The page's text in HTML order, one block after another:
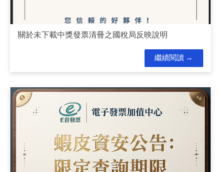
關於未下載中獎發票清冊之國稅局反映說明
繼續閱讀